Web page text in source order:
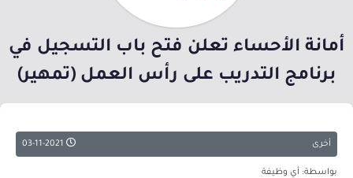
أمانة الأحساء تعلن فتح باب التسجيل في
برنامج التدريب على رأس العمل (تمهير)
أخرى
بواسطة: أي وظيفة